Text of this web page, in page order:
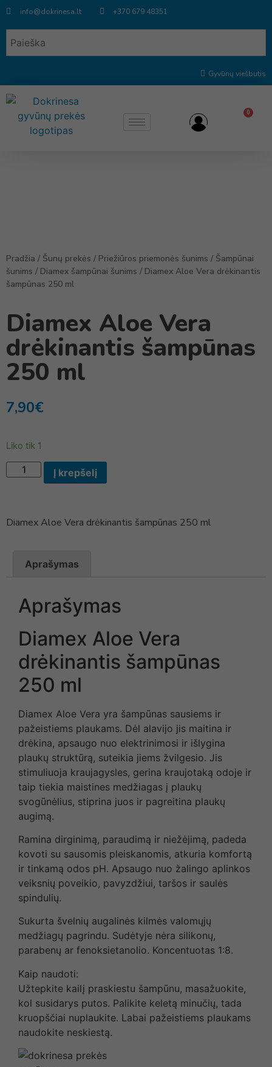
info@dokrinesa.lt +370 679 48351
Gyvūnų viešbutis
0
Pradžia / Šunų prekės / Priežiūros priemonės šunims / Šampūnai
šunims / Diamex šampūnai šunims / Diamex Aloe Vera drėkinantis
šampūnas 250 ml
Diamex Aloe Vera
drėkinantis šampūnas
250 ml
7,90€
Liko tik 1
Į krepšelį
Diamex Aloe Vera drėkinantis šampūnas 250 ml
Aprašymas
Aprašymas
Diamex Aloe Vera
drėkinantis šampūnas
250 ml
Diamex Aloe Vera yra šampūnas sausiems ir
pažeistiems plaukams. Dėl alavijo jis maitina ir
drėkina, apsaugo nuo elektrinimosi ir išlygina
plaukų struktūrą, suteikia jiems žvilgesio. Jis
stimuliuoja kraujagysles, gerina kraujotaką odoje ir
taip tiekia maistines medžiagas į plaukų
svogūnėlius, stiprina juos ir pagreitina plaukų
augimą.
Ramina dirginimą, paraudimą ir niežėjimą, padeda
kovoti su sausomis pleiskanomis, atkuria komfortą
ir tinkamą odos pH. Apsaugo nuo žalingo aplinkos
veiksnių poveikio, pavyzdžiui, taršos ir saulės
spindulių.
Sukurta švelnių augalinės kilmės valomųjų
medžiagų pagrindu. Sudėtyje nėra silikonų,
parabenų ar fenoksietanolio. Koncentuotas 1:8.
Kaip naudoti:
Užtepkite kailį praskiestu šampūnu, masažuokite,
kol susidarys putos. Palikite keletą minučių, tada
kruopščiai nuplaukite. Labai pažeistiems plaukams
naudokite neskiestą.